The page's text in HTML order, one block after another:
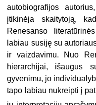
autobiografijos
įtikinėja skaitytoją,
Renesanso
labiau susiję su
ir vaizdavimu. Nuo
hierarchijai, išaugus
gyvenimu, jo
tapo labiau nukreipti į